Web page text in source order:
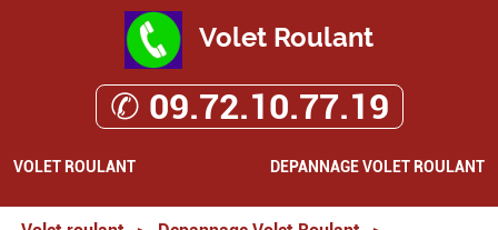
Volet Roulant
✆ 09.72.10.77.19
VOLET ROULANT DEPANNAGE VOLET ROULANT